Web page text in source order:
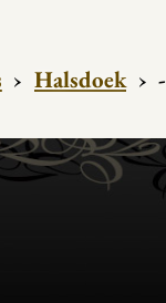
› Halsdoek ›